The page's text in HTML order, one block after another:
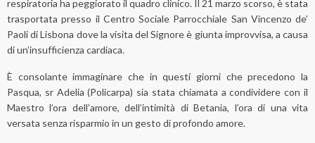
respiratoria ha peggiorato il quadro clinico. Il 21 marzo scorso, è stata
trasportata presso il Centro Sociale Parrocchiale San Vincenzo de’
Paoli di Lisbona dove la visita del Signore è giunta improvvisa, a causa
di un’insufficienza cardiaca.
È consolante immaginare che in questi giorni che precedono la
Pasqua, sr Adelia (Policarpa) sia stata chiamata a condividere con il
Maestro l’ora dell’amore, dell’intimità di Betania, l’ora di una vita
versata senza risparmio in un gesto di profondo amore.